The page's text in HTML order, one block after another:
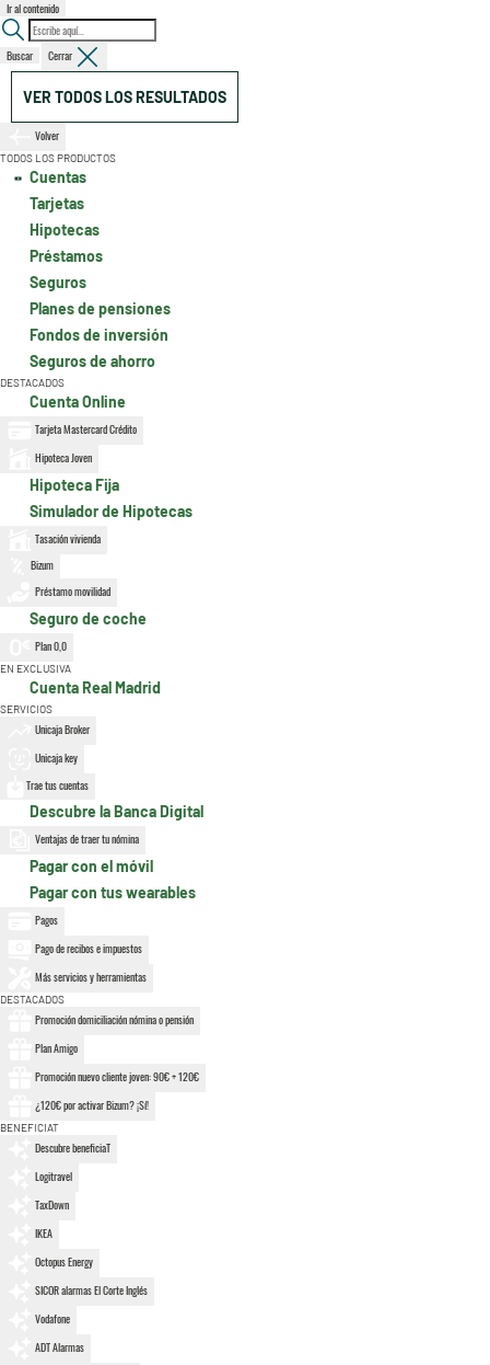
Ir al contenido
Buscar Cerrar
VER TODOS LOS RESULTADOS
Volver
TODOS LOS PRODUCTOS
Cuentas
Tarjetas
Hipotecas
Préstamos
Seguros
Planes de pensiones
Fondos de inversión
Seguros de ahorro
DESTACADOS
Cuenta Online
Tarjeta Mastercard Crédito
Hipoteca Joven
Hipoteca Fija
Simulador de Hipotecas
Tasación vivienda
Bizum
Préstamo movilidad
Seguro de coche
Plan 0,0
EN EXCLUSIVA
Cuenta Real Madrid
SERVICIOS
Unicaja Broker
Unicaja key
Trae tus cuentas
Descubre la Banca Digital
Ventajas de traer tu nómina
Pagar con el móvil
Pagar con tus wearables
Pagos
Pago de recibos e impuestos
Más servicios y herramientas
DESTACADOS
Promoción domiciliación nómina o pensión
Plan Amigo
Promoción nuevo cliente joven: 90€ + 120€
¿120€ por activar Bizum? ¡Sí!
BENEFICIAT
Descubre beneficiaT
Logitravel
TaxDown
IKEA
Octopus Energy
SICOR alarmas El Corte Inglés
Vodafone
ADT Alarmas